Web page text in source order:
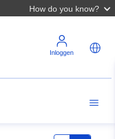
How do you know?
Inloggen